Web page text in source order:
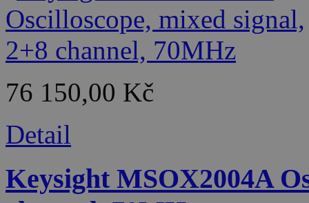
76 150,00 Kč
Detail
Keysight MSOX2004A